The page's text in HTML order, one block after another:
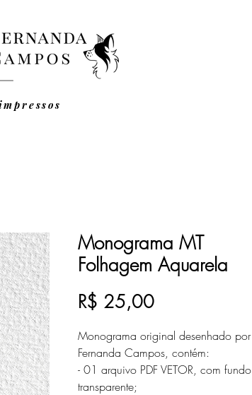
Monograma MT
Folhagem Aquarela
R$ 25,00Preço
Monograma original desenhado por
Fernanda Campos, contém:
- 01 arquivo PDF VETOR, com fundo
transparente;